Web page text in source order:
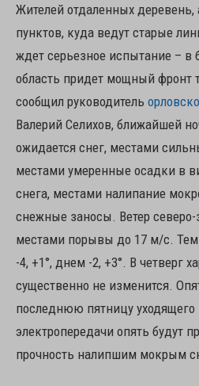
Жителей отдаленных
пунктов, куда ведут старые
ждет серьезное испытание – в
область придет мощный фронт
сообщил руководитель
Валерий Селихов, ближайшей
ожидается снег, местами
местами умеренные осадки в
снега, местами налипание
снежные заносы. Ветер
местами порывы до 17 м/с.
-4, +1°, днем -2, +3°. В четверг
существенно не изменится.
последнюю пятницу уходящего
электропередачи опять будут
прочность налипшим мокрым